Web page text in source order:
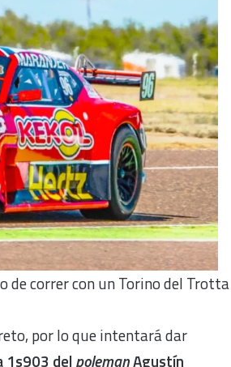
de correr con un Torino del Trotta
por lo que intentará dar
1s903 del polemanAgustín